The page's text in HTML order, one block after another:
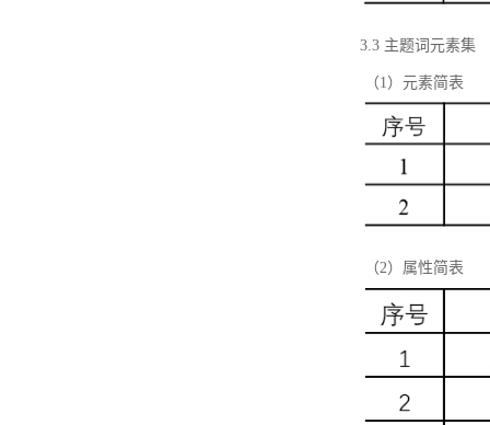
3.3 主题词元素集
（1）元素简表
（2）属性简表